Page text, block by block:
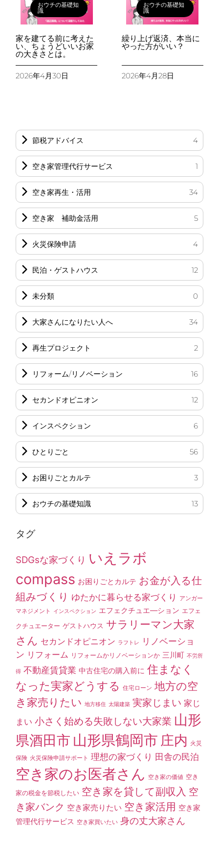
おウチの基礎知
識
家を建てる前に考えた
い、ちょうどいいお家
の大きさとは。
2026年4月30日
おウチの基礎知
識
繰り上げ返済、本当に
やった方がいい？
2026年4月28日
節税アドバイス 4
空き家管理代行サービス 1
空き家再生・活用 34
空き家 補助金活用 5
火災保険申請 4
民泊・ゲストハウス 12
未分類 0
大家さんになりたい人へ 34
再生プロジェクト 2
リフォーム/リノベーション 16
セカンドオピニオン 12
インスペクション 6
ひとりごと 56
お困りごとカルテ 3
おウチの基礎知識 13
タグ
SDGsな家づくり いえラボ
compass お困りごとカルテ お金が入る仕
組みづくり ゆたかに暮らせる家づくり
アンガー
マネジメント
インスペクション エフェクチュエ―ション エフェ
クチュエーター ゲストハウス サラリーマン大家
さん セカンドオピニオン ラフトレ
リノベーショ
ン リフォーム リフォームかリノベーションか 三川町 不労所
得 不動産賃貸業 中古住宅の購入前に 住まなく
なった実家どうする
住宅ローン 地方の空
き家売りたい 地方移住 太陽建築 実家じまい 家じ
まい 小さく始める失敗しない大家業 山形
県酒田市 山形県鶴岡市 庄内 火災
保険 火災保険申請サポート 理想の家づくり 田舎の民泊
空き家のお医者さん 空き家の価値 空き
家の税金を節税したい 空き家を貸して副収入 空
き家バンク 空き家売りたい 空き家活用 空き家
管理代行サービス 空き家買いたい 身の丈大家さん